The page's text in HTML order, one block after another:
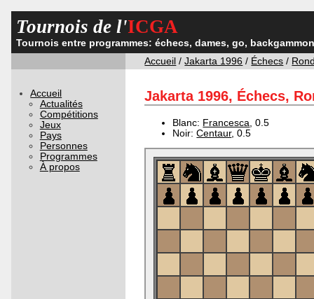
Tournois de l'ICGA
Tournois entre programmes: échecs, dames, go,
Accueil /Jakarta 1996 / Échecs /
Accueil
Actualités
Compétitions
Jeux
Pays
Personnes
Programmes
À propos
Jakarta 1996, Échecs,
Blanc: Francesca , 0.5
Noir:Centaur, 0.5